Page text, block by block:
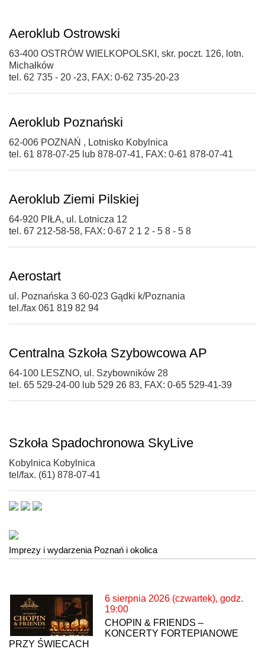
Aeroklub Ostrowski
63-400 OSTRÓW WIELKOPOLSKI, skr. poczt. 126, lotn.
Michałków
tel. 62 735 - 20 -23, FAX: 0-62 735-20-23
Aeroklub Poznański
62-006 POZNAŃ , Lotnisko Kobylnica
tel. 61 878-07-25 lub 878-07-41, FAX: 0-61 878-07-41
Aeroklub Ziemi Pilskiej
64-920 PIŁA, ul. Lotnicza 12
tel. 67 212-58-58, FAX: 0-67 2 1 2 - 5 8 - 5 8
Aerostart
ul. Poznańska 3 60-023 Gądki k/Poznania
tel./fax 061 819 82 94
Centralna Szkoła Szybowcowa AP
64-100 LESZNO, ul. Szybowników 28
tel. 65 529-24-00 lub 529 26 83, FAX: 0-65 529-41-39
Szkoła Spadochronowa SkyLive
Kobylnica Kobylnica
tel/fax. (61) 878-07-41
Imprezy i wydarzenia Poznań i okolica
6 sierpnia 2026 (czwartek), godz.
19:00
CHOPIN & FRIENDS –
KONCERTY FORTEPIANOWE
PRZY ŚWIECACH